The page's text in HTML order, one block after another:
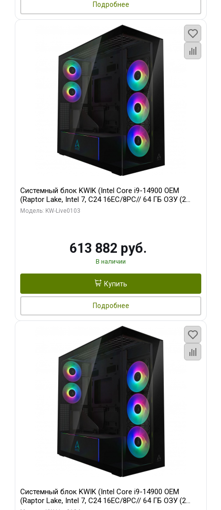
Подробнее
Системный блок KWIK (Intel Core i9-14900 OEM
(Raptor Lake, Intel 7, C24 16EC/8PC// 64 ГБ ОЗУ (2
модуля)/ Afox RTX4090 24GB GDDR6X 384-Bit 3xDP
Модель: KW-Live0103
613 882 руб.
В наличии
Купить
Подробнее
Системный блок KWIK (Intel Core i9-14900 OEM
(Raptor Lake, Intel 7, C24 16EC/8PC// 64 ГБ ОЗУ (2